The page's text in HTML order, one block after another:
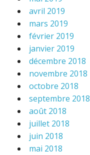
avril 2019
mars 2019
février 2019
janvier 2019
décembre 2018
novembre 2018
octobre 2018
septembre 2018
août 2018
juillet 2018
juin 2018
mai 2018